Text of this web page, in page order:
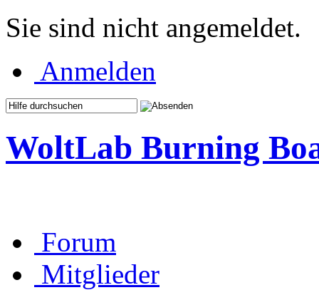
Sie sind nicht angemeldet.
Anmelden
WoltLab Burning
Forum
Mitglieder